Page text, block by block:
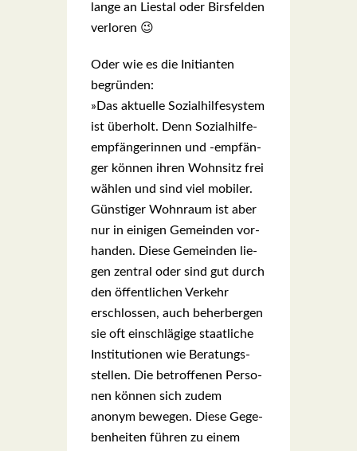
lan­ge an Lies­tal oder Birs­fel­den
ver­lo­ren 😉
Oder wie es die Initi­an­ten
begrün­den:
»Das aktu­el­le Sozi­al­hil­fe­sys­tem
ist über­holt. Denn Sozi­al­hil­fe­
emp­fän­ge­rin­nen und ‑emp­fän­
ger kön­nen ihren Wohn­sitz frei
wäh­len und sind viel mobi­ler.
Güns­ti­ger Wohn­raum ist aber
nur in eini­gen Gemein­den vor­
han­den. Die­se Gemein­den lie­
gen zen­tral oder sind gut durch
den öffent­li­chen Ver­kehr
erschlos­sen, auch beher­ber­gen
sie oft ein­schlä­gi­ge staat­li­che
Insti­tu­tio­nen wie Bera­tungs­
stel­len. Die betrof­fe­nen Per­so­
nen kön­nen sich zudem
anonym bewe­gen. Die­se Gege­
ben­hei­ten füh­ren zu einem